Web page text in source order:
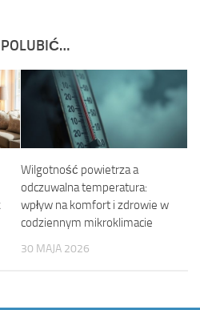
Wilgotność powietrza a
odczuwalna temperatura:
wpływ na komfort i zdrowie w
codziennym mikroklimacie
30 MAJA 2026